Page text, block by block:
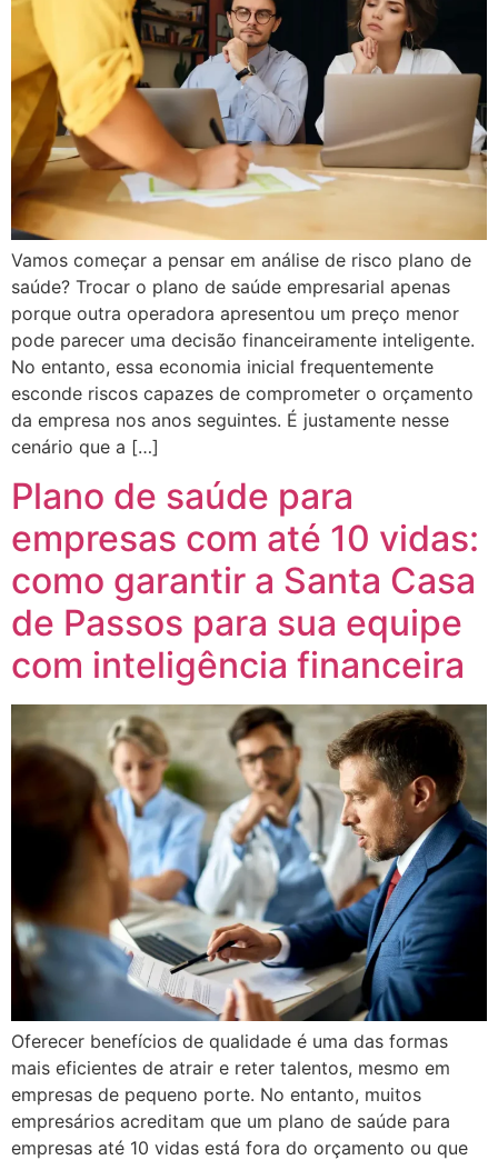
Vamos começar a pensar em análise de risco plano de
saúde? Trocar o plano de saúde empresarial apenas
porque outra operadora apresentou um preço menor
pode parecer uma decisão financeiramente inteligente.
No entanto, essa economia inicial frequentemente
esconde riscos capazes de comprometer o orçamento
da empresa nos anos seguintes. É justamente nesse
cenário que a […]
Plano de saúde para
empresas com até 10 vidas:
como garantir a Santa Casa
de Passos para sua equipe
com inteligência financeira
Oferecer benefícios de qualidade é uma das formas
mais eficientes de atrair e reter talentos, mesmo em
empresas de pequeno porte. No entanto, muitos
empresários acreditam que um plano de saúde para
empresas até 10 vidas está fora do orçamento ou que